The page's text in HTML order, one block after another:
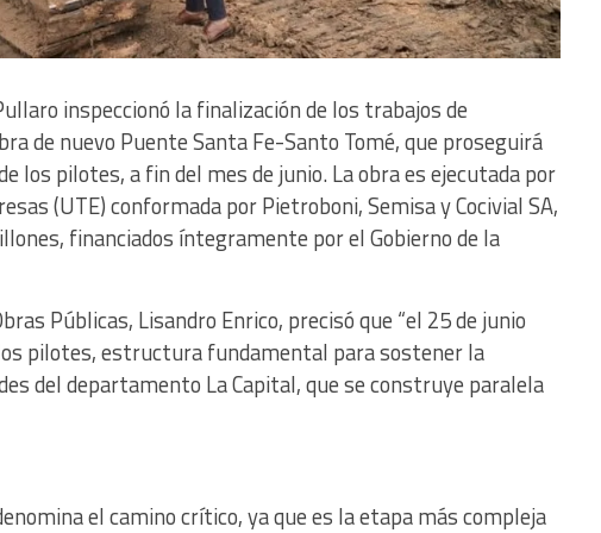
inspeccionó la finalización de los trabajos de
de nuevo Puente Santa Fe-Santo Tomé, que proseguirá
los pilotes, a fin del mes de junio. La obra es ejecutada por
(UTE) conformada por Pietroboni, Semisa y Cocivial SA,
financiados íntegramente por el Gobierno de la
Públicas, Lisandro Enrico, precisó que “el 25 de junio
pilotes, estructura fundamental para sostener la
del departamento La Capital, que se construye paralela
el camino crítico, ya que es la etapa más compleja